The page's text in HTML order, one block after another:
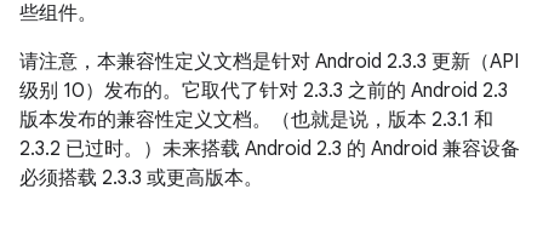
些组件。
请注意，本兼容性定义文档是针对 Android 2.3.3 更新（API
级别 10）发布的。它取代了针对 2.3.3 之前的 Android 2.3
版本发布的兼容性定义文档。（也就是说，版本 2.3.1 和
2.3.2 已过时。）未来搭载 Android 2.3 的 Android 兼容设备
必须搭载 2.3.3 或更高版本。